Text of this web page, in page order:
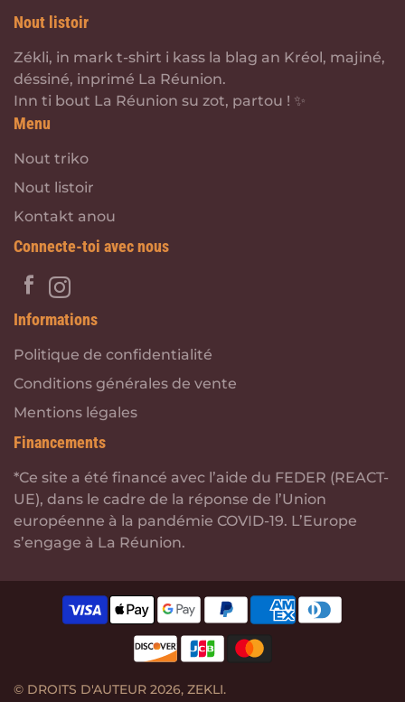
Nout listoir
Zékli, in mark t-shirt i kass la blag an Kréol, majiné,
déssiné, inprimé La Réunion.
Inn ti bout La Réunion su zot, partou ! ✨
Menu
Nout triko
Nout listoir
Kontakt anou
Connecte-toi avec nous
Informations
Politique de confidentialité
Conditions générales de vente
Mentions légales
Financements
*Ce site a été financé avec l’aide du FEDER (REACT-
UE), dans le cadre de la réponse de l’Union
européenne à la pandémie COVID-19. L’Europe
s’engage à La Réunion.
© DROITS D'AUTEUR 2026, ZEKLI.